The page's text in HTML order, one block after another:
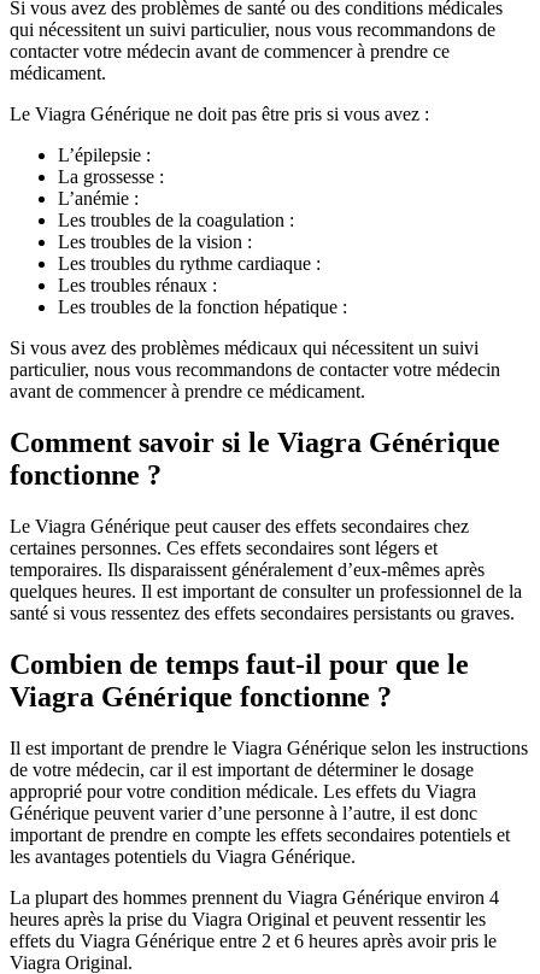
Si vous avez des problèmes de santé ou des conditions médicales
qui nécessitent un suivi particulier, nous vous recommandons de
contacter votre médecin avant de commencer à prendre ce
médicament.
Le Viagra Générique ne doit pas être pris si vous avez :
L’épilepsie :
La grossesse :
L’anémie :
Les troubles de la coagulation :
Les troubles de la vision :
Les troubles du rythme cardiaque :
Les troubles rénaux :
Les troubles de la fonction hépatique :
Si vous avez des problèmes médicaux qui nécessitent un suivi
particulier, nous vous recommandons de contacter votre médecin
avant de commencer à prendre ce médicament.
Comment savoir si le Viagra Générique
fonctionne ?
Le Viagra Générique peut causer des effets secondaires chez
certaines personnes. Ces effets secondaires sont légers et
temporaires. Ils disparaissent généralement d’eux-mêmes après
quelques heures. Il est important de consulter un professionnel de la
santé si vous ressentez des effets secondaires persistants ou graves.
Combien de temps faut-il pour que le
Viagra Générique fonctionne ?
Il est important de prendre le Viagra Générique selon les instructions
de votre médecin, car il est important de déterminer le dosage
approprié pour votre condition médicale. Les effets du Viagra
Générique peuvent varier d’une personne à l’autre, il est donc
important de prendre en compte les effets secondaires potentiels et
les avantages potentiels du Viagra Générique.
La plupart des hommes prennent du Viagra Générique environ 4
heures après la prise du Viagra Original et peuvent ressentir les
effets du Viagra Générique entre 2 et 6 heures après avoir pris le
Viagra Original.